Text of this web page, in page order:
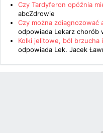
Czy Tardyferon opóźnia
abcZdrowie
Czy można zdiagnozować
odpowiada Lekarz chorób
Kolki jelitowe, ból brzucha
odpowiada Lek. Jacek